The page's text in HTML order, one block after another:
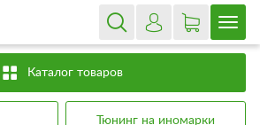
Каталог товаров
Тюнинг на иномарки